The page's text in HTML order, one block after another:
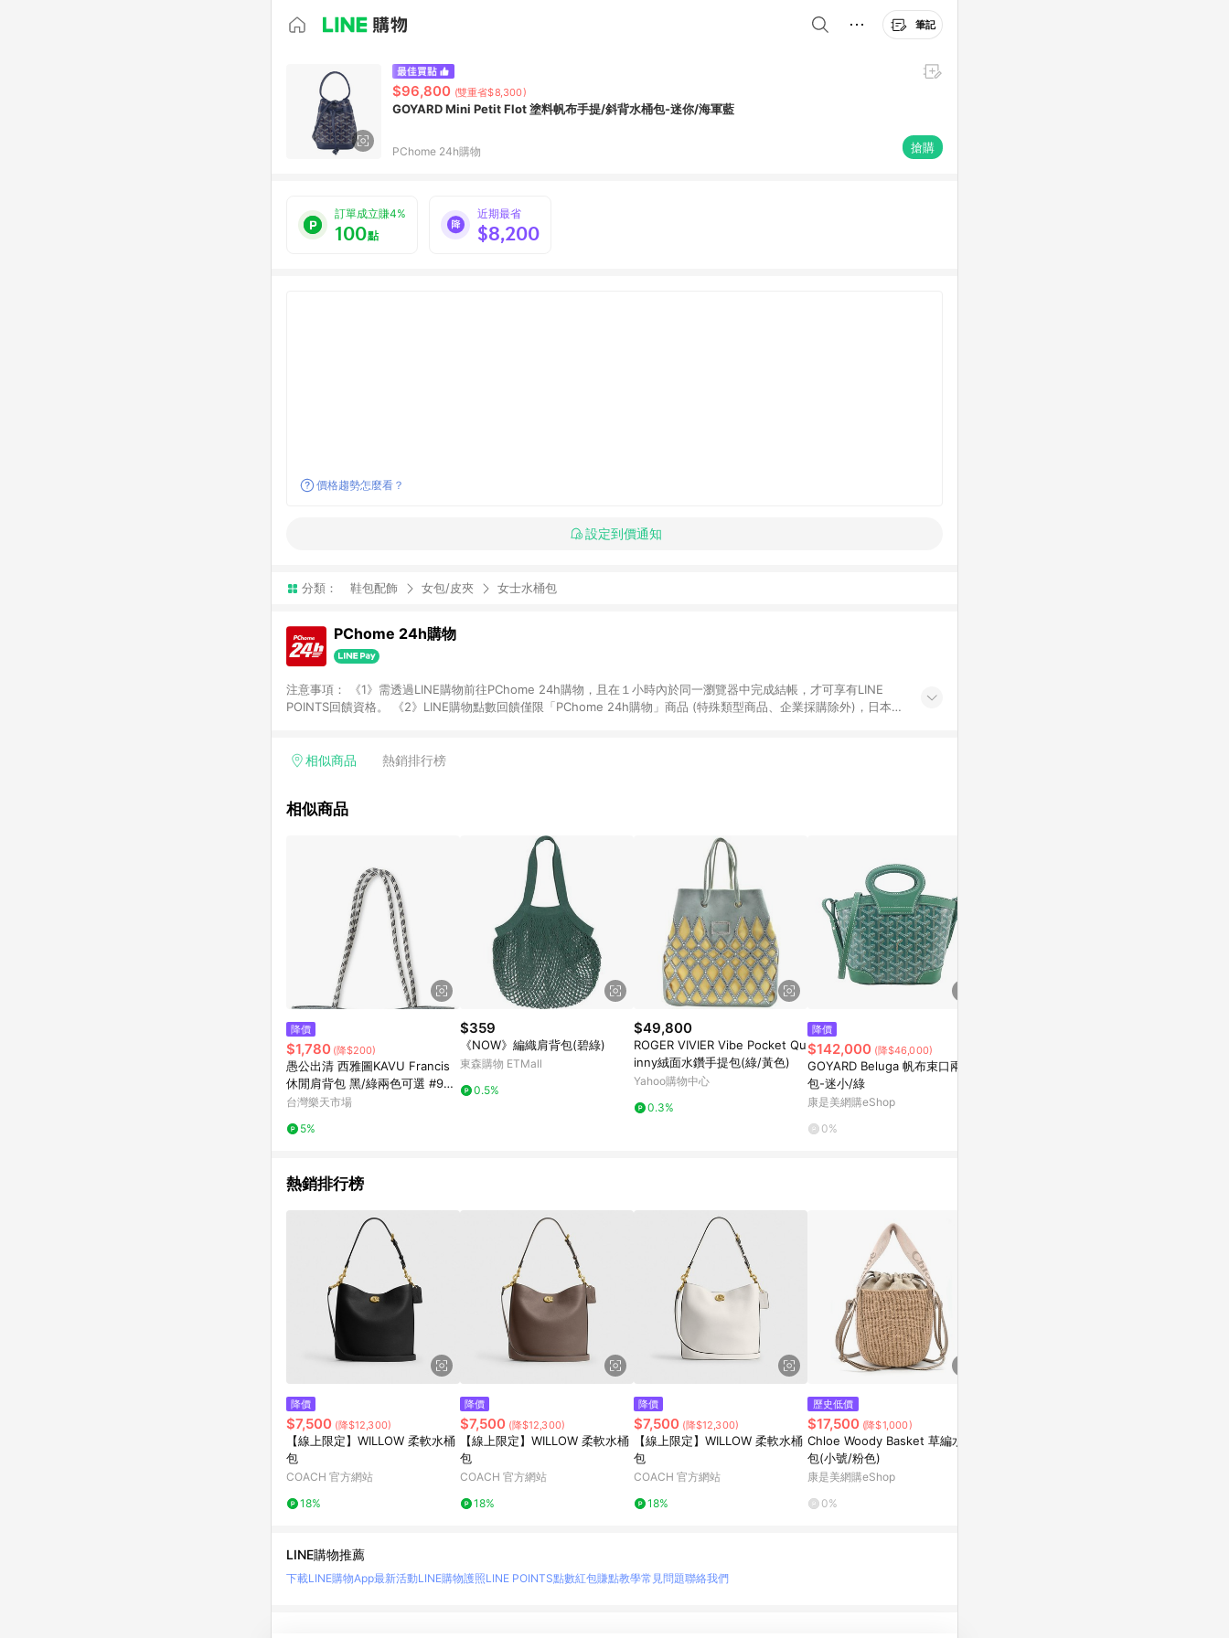
筆記
$96,800 (雙重省$8,300)
GOYARD Mini Petit Flot 塗料帆布手提/斜背水桶包-迷你/海軍藍
PChome 24h購物 搶購
訂單成立賺4%
100點
近期最省
$8,200
價格趨勢怎麼看？
設定到價通知
分類： 鞋包配飾 女包/皮夾 女士水桶包
PChome 24h購物
注意事項： 《1》需透過LINE購物前往PChome 24h購物，且在１小時內於同一瀏覽器中完成結帳，才可享有LINE
POINTS回饋資格。 《2》LINE購物點數回饋僅限「PChome 24h購物」商品 (特殊類型商品、企業採購除外)，日本代
PChome儲值商品、企業專區/企業採購、部分指定商品 - 下載軟體、奶粉/副食品、電腦軟體、InComm儲值點數、點
商家訂單頁面標示「LINE回饋」，若無此標示則 不符合回饋LINE POINTS點數資格亦不得使用點數紅包 。 《7》LINE
並依訂單成立時間當下LINE購物所設定的回饋機制為準。 《8》LINE購物為購物資訊整合性平台，商品資料更新會有
時間差，如顯示之商品規格、顏色、價位、贈品與PChome 24h購物銷售網頁不符，以銷售網頁標示為準！
相似商品 熱銷排行榜
相似商品
降價
$1,780 (降$200)
愚公出清 西雅圖KAVU Francis
休閒肩背包 黑/綠兩色可選 #908
7
台灣樂天市場
5%
$359
《NOW》編織肩背包(碧綠)
東森購物 ETMall
0.5%
$49,800
ROGER VIVIER Vibe Pocket Qu
inny絨面水鑽手提包(綠/黃色)
Yahoo購物中心
0.3%
降價
$142,000 (降$46,000)
GOYARD Beluga 帆布束口兩用
包-迷小/綠
康是美網購eShop
0%
熱銷排行榜
降價
$7,500 (降$12,300)
【線上限定】WILLOW 柔軟水桶
包
COACH 官方網站
18%
降價
$7,500 (降$12,300)
【線上限定】WILLOW 柔軟水桶
包
COACH 官方網站
18%
降價
$7,500 (降$12,300)
【線上限定】WILLOW 柔軟水桶
包
COACH 官方網站
18%
歷史低價
$17,500 (降$1,000)
Chloe Woody Basket 草編水桶
包(小號/粉色)
康是美網購eShop
0%
LINE購物推薦
下載LINE購物App最新活動LINE購物護照LINE POINTS點數紅包賺點教學常見問題聯絡我們